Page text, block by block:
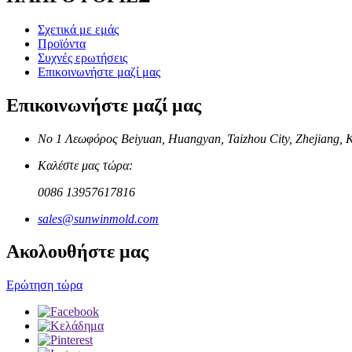
Σχετικά με εμάς
Προϊόντα
Συχνές ερωτήσεις
Επικοινωνήστε μαζί μας
Επικοινωνήστε μαζί μας
Νο 1 Λεωφόρος Beiyuan, Huangyan, Taizhou City, Zhejiang,
Καλέστε μας τώρα:
0086 13957617816
sales@sunwinmold.com
Ακολουθήστε μας
Ερώτηση τώρα